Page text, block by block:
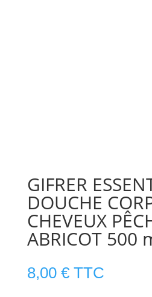
GIFRER
DOUCHE
CHEVEUX
ABRICOT 500
8,00 € TTC